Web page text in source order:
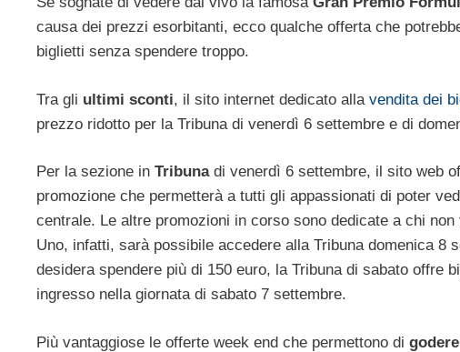
causa dei prezzi esorbitanti, ecco qualche offerta che
biglietti senza spendere troppo.
Tra gli ultimi sconti, il sito internet dedicato alla vendita dei
prezzo ridotto per la Tribuna di venerdì 6 settembre e di
Per la sezione in Tribuna di venerdì 6 settembre, il sito web
promozione che permetterà a tutti gli appassionati di poter
centrale. Le altre promozioni in corso sono dedicate a chi
Uno, infatti, sarà possibile accedere alla Tribuna domenica 8
desidera spendere più di 150 euro, la Tribuna di sabato offre
ingresso nella giornata di sabato 7 settembre.
Più vantaggiose le offerte week end che permettono di